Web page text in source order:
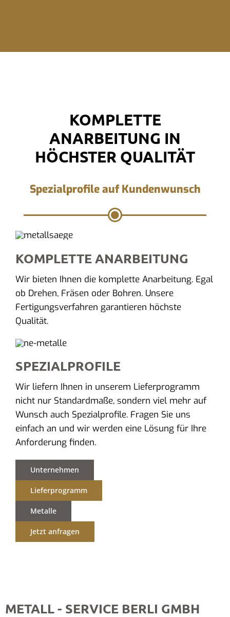
KOMPLETTE
ANARBEITUNG IN
HÖCHSTER QUALITÄT
Spezialprofile auf Kundenwunsch
KOMPLETTE ANARBEITUNG
Wir bieten Ihnen die komplette Anarbeitung. Egal
ob Drehen, Fräsen oder Bohren. Unsere
Fertigungsverfahren garantieren höchste
Qualität.
SPEZIALPROFILE
Wir liefern Ihnen in unserem Lieferprogramm
nicht nur Standardmaße, sondern viel mehr auf
Wunsch auch Spezialprofile. Fragen Sie uns
einfach an und wir werden eine Lösung für Ihre
Anforderung finden.
Unternehmen
Lieferprogramm
Metalle
Jetzt anfragen
METALL - SERVICE BERLI GMBH